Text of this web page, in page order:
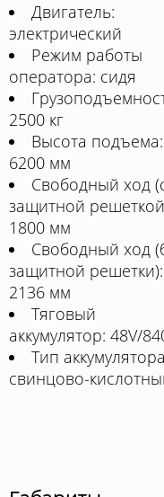
Двигатель:
электрический
Режим работы
оператора: сидя
2500 кг
Высота подъема:
6200 мм
Свободный ход
защитной
1800 мм
Свободный ход
защитной решетки):
2136 мм
Тяговый
аккумулятор: 48V/
Тип
свинцово-